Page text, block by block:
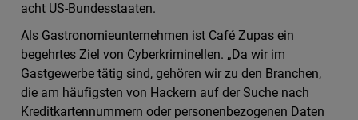
acht US-Bundesstaaten.
Als Gastronomieunternehmen ist Café Zupas ein
begehrtes Ziel von Cyberkriminellen. „Da wir im
Gastgewerbe tätig sind, gehören wir zu den Branchen,
die am häufigsten von Hackern auf der Suche nach
Kreditkartennummern oder personenbezogenen Daten